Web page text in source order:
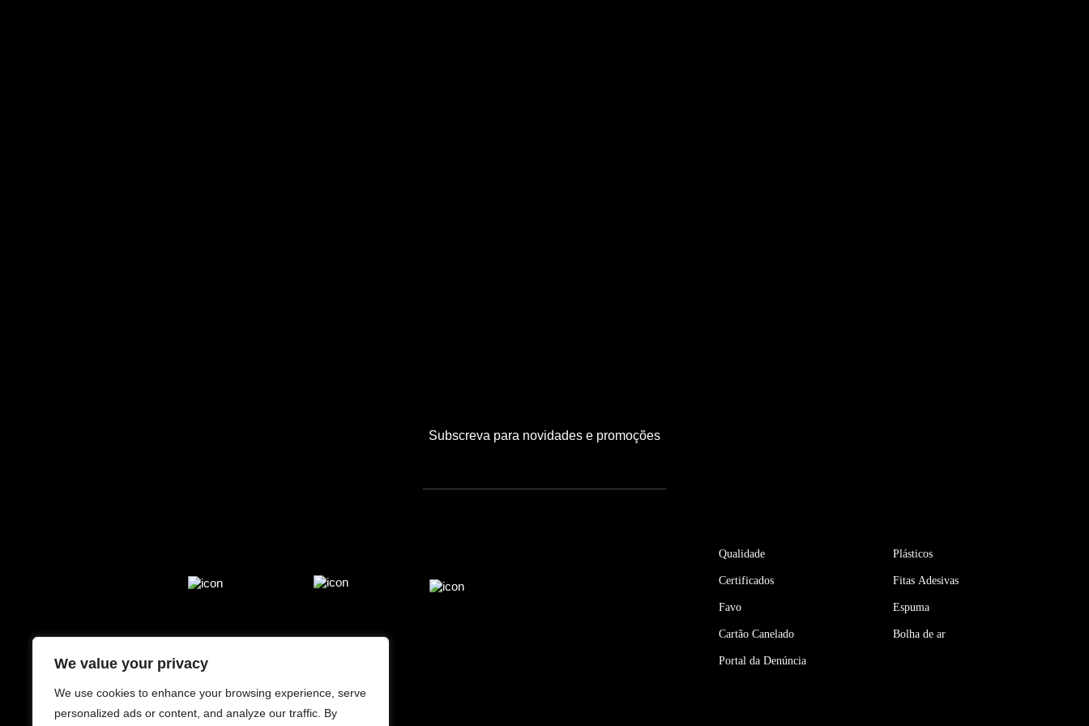
We value your privacy
We use cookies to enhance your browsing experience, serve
personalized ads or content, and analyze our traffic. By
Subscreva para novidades e promoções
Qualidade
Certificados
Favo
Cartão Canelado
Portal da Denúncia
Plásticos
Fitas Adesivas
Espuma
Bolha de ar